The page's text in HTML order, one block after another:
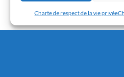
Charte de respect de la vie privée